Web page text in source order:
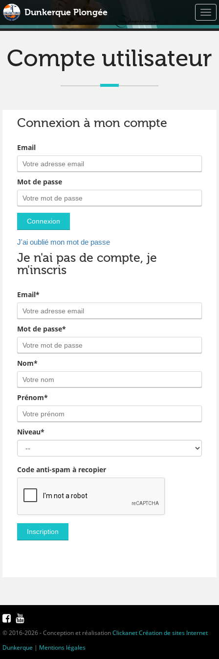
Dunkerque Plongée
Compte utilisateur
Connexion à mon compte
Email
Mot de passe
J'ai oublié mon mot de passe
Je n'ai pas de compte, je
m'inscris
Email*
Mot de passe*
Nom*
Prénom*
Niveau*
Code anti-spam à recopier
© 2016-2026 - Conception et réalisationClickanet Création de sites Internet
Dunkerque | Mentions légales